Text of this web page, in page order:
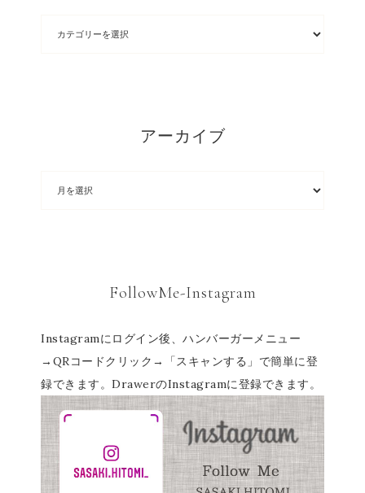
アーカイブ
FollowMe-Instagram
Instagramにログイン後、ハンバーガーメニュー
→QRコードクリック→「スキャンする」で簡単に登
録できます。DrawerのInstagramに登録できます。